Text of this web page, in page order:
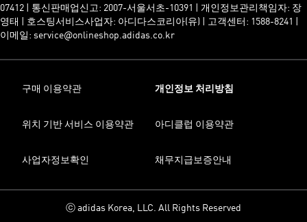
07412 | 통신판매업신고: 2007-서울서초-10391 | 개인정보관리책임자: 장
영태 | 호스팅서비스사업자: 아디다스코리아(유) | 고객센터: 1588-8241 |
이메일: service@onlineshop.adidas.co.kr
구매 이용약관 개인정보 처리방침
위치 기반 서비스 이용약관 아디클럽 이용약관
사업자정보확인 채무지급보증안내
ⓒ adidas Korea, LLC. All Rights Reserved